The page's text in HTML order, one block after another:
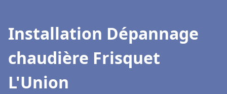
Installation Dépannage
chaudière Frisquet
L'Union